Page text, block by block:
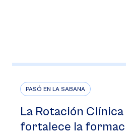
PASÓ EN LA SABANA
La Rotación
fortalece la